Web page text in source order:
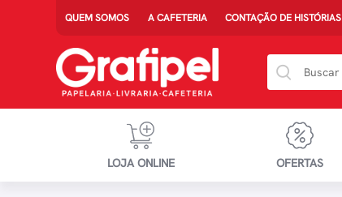
QUEM SOMOS A CAFETERIA CONTAÇÃO DE HISTÓRIAS
LOJA ONLINE OFERTAS